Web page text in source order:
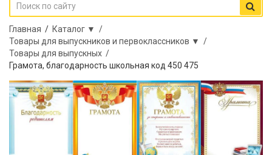
Главная / Каталог ▼ /
Товары для выпускников и первоклассников ▼ /
Товары для выпускных /
Грамота, благодарность школьная код 450 475